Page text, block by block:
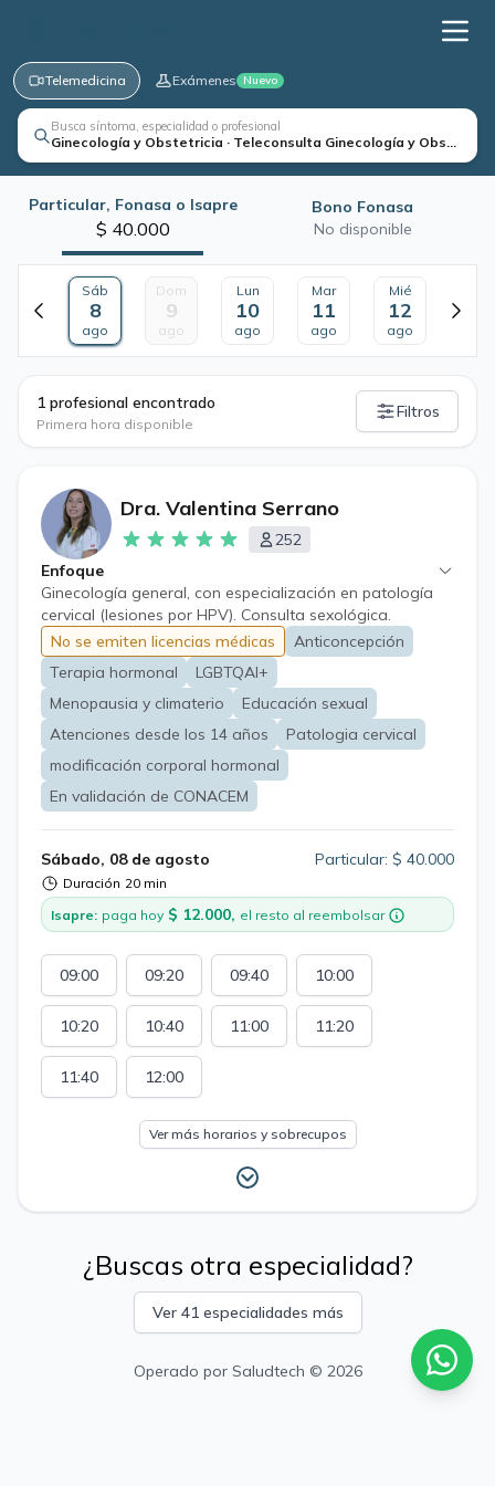
Telemedicina Exámenes Nuevo
Busca síntoma, especialidad o profesional
Ginecología y Obstetricia · Teleconsulta Ginecología y
Particular, Fonasa o Isapre
$ 40.000
Bono Fonasa
No disponible
Sáb
8
ago
Dom
9
ago
Lun
10
ago
Mar
11
ago
Mié
12
ago
1 profesional encontrado
Primera hora disponible
Filtros
Dra. Valentina Serrano
252
Enfoque
Ginecología general, con especialización en patología
cervical (lesiones por HPV). Consulta sexológica.
Consejería en anticoncepción y prevención de embarazo
no deseado. Consejería sobre procesos de modificación
corporal hormonal para pacientes trans.
Acompañamiento en etapa de pre y post menopausia.
No se emiten licencias médicas
Anticoncepción
Terapia hormonal
LGBTQAI+
Menopausia y climaterio
Educación sexual
Atenciones desde los 14 años
Patologia cervical
modificación corporal hormonal
En validación de CONACEM
Sábado, 08 de agosto
Duración 20 min
Particular: $ 40.000
Isapre: paga hoy $ 12.000, el resto al reembolsar
09:00 09:20 09:40 10:00
10:20 10:40 11:00 11:20
11:40 12:00
Ver más horarios y sobrecupos
¿Buscas otra especialidad?
Ver 41 especialidades más
Operado por Saludtech © 2026